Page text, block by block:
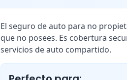
El seguro de auto para no
que no posees. Es cobertura
servicios de auto compartido.